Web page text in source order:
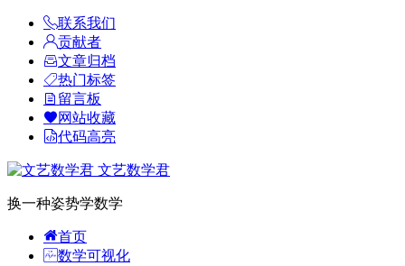
联系我们
贡献者
文章归档
热门标签
留言板
网站收藏
代码高亮
文艺数学君
换一种姿势学数学
首页
数学可视化